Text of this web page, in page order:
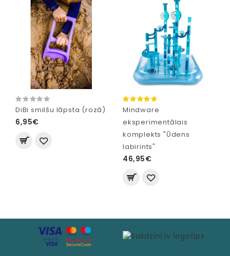
DiBi smilšu lāpsta (rozā)
6,95€
Mindware
eksperimentālais
komplekts "Ūdens
labirints"
46,95€